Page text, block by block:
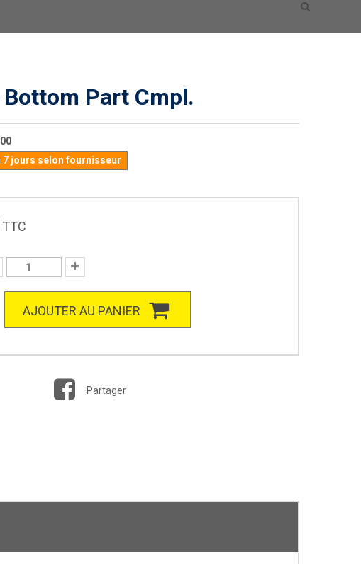
Part Cmpl.
7 jours selon fournisseur
TTC
AJOUTER AU PANIER
Partager